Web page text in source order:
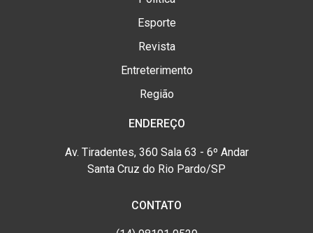
Esporte
Revista
Entreterimento
Região
ENDEREÇO
Av. Tiradentes, 360 Sala 63 - 6º Andar
Santa Cruz do Rio Pardo/SP
CONTATO